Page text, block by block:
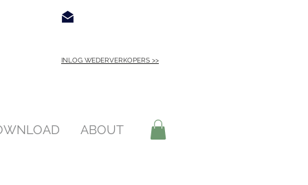
INLOG WEDERVERKOPERS >>
ABOUT